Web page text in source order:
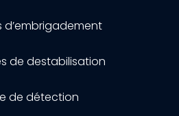
d’embrigadement
de destabilisation
de détection